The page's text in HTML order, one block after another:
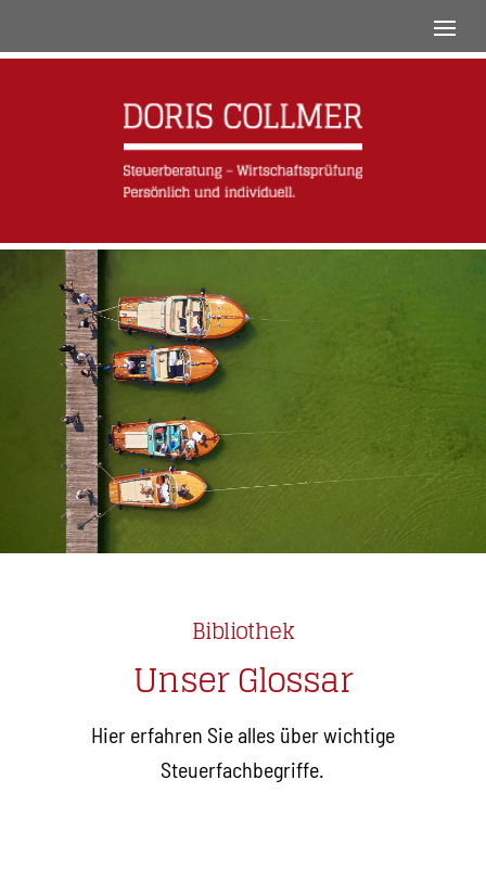
Bibliothek
Unser Glossar
Hier erfahren Sie alles über wichtige
Steuerfachbegriffe.